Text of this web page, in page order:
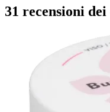
31 recensioni